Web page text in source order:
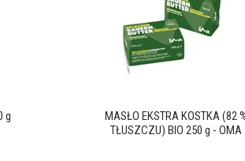
g
MASŁO EKSTRA KOSTKA (82
TŁUSZCZU) BIO 250 g - OMA